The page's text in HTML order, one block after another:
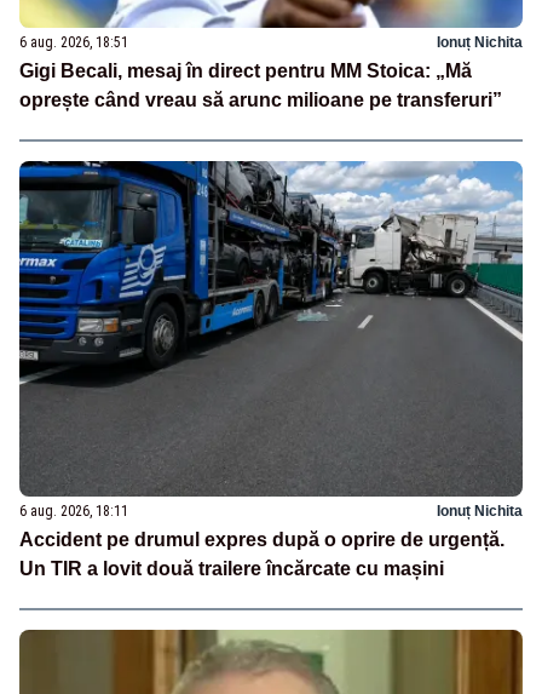
6 aug. 2026, 18:51 Ionuț Nichita
Gigi Becali, mesaj în direct pentru MM Stoica: „Mă
oprește când vreau să arunc milioane pe transferuri”
6 aug. 2026, 18:11 Ionuț Nichita
Accident pe drumul expres după o oprire de urgență.
Un TIR a lovit două trailere încărcate cu mașini